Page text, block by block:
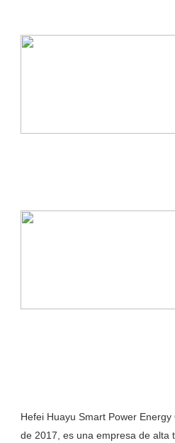
Hefei Huayu Smart Power
de 2017, es una empresa de alta